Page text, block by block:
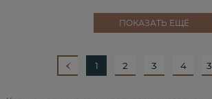
ПОКАЗАТЬ ЕЩЁ
1 2 3 4